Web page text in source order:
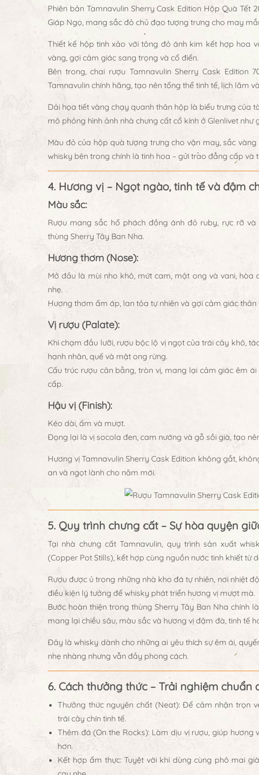
Phiên bản Tamnavulin Sherry Cask Edition Hộp Quà Tết
Giáp Ngọ, mang sắc đỏ chủ đạo tượng trưng cho may
Thiết kế hộp tinh xảo vớitông đỏ ánh kim kết hợp hoa
vàng, gợi cảm giác sang trọng và cổ điển.
Bên trong,chai rượu Tamnavulin Sherry Cask Edition
Tamnavulin chính hãng, tạo nên tổng thể tinh tế, lịch lãm
Dải họa tiết vàng chạy quanh thân hộp là biểu trưng của
mô phỏng hình ảnh nhà chưng cất cổ kính ở Glenlivet như
Màu đỏ của hộp quà tượng trưng chovận may, sắc
whisky bên trong chính là tinh hoa – gửi trao đẳng cấp và
4. Hương vị – Ngọt ngào, tinh tế và đậm
Màu sắc:
Rượu mang sắc hổ phách đồng ánh đỏ ruby, rực rỡ và
thùng Sherry Tây Ban Nha.
Hương thơm (Nose):
Mở đầu là mùi nho khô, mứt cam, mật ong và vani, hòa
nhẹ.
Hương thơm ấm áp, lan tỏa tự nhiên và gợi cảm giác
Vị rượu (Palate):
Khi chạm đầu lưỡi, rượu bộc lộ vị ngọt của trái cây khô,
hạnh nhân, quế và mật ong rừng.
Cấu trúc rượu cân bằng, tròn vị, mang lại cảm giác êm
cấp.
Hậu vị (Finish):
Kéo dài, ấm và mượt.
Đọng lại là vị socola đen, cam nướng và gỗ sồi già, tạo
Hương vị Tamnavulin Sherry Cask Edition không gắt,
an và ngọt lành cho năm mới.
5. Quy trình chưng cất – Sự hòa quyện
Tại nhà chưng cất Tamnavulin, quy trình sản xuất
(Copper Pot Stills), kết hợp cùng nguồn nước tinh khiết từ
Rượu được ủ trong những nhà kho đá tự nhiên, nơi nhiệt
điều kiện lý tưởng để whisky phát triển hương vị mượt mà.
Bước hoàn thiện trong thùng Sherry Tây Ban Nha chính
mang lại chiều sâu, màu sắc và hương vị đậm đà, tinh tế
Đây là whisky dành cho những ai yêu thích sự êm ái,
nhẹ nhàng nhưng vẫn đầy phong cách.
6. Cách thưởng thức – Trải nghiệm chuẩn
Thưởng thức nguyên chất (Neat): Để cảm nhận trọn
trái cây chín tinh tế.
Thêm đá (On the Rocks): Làm dịu vị rượu, giúp hương
hơn.
Kết hợp ẩm thực: Tuyệt vời khi dùng cùng phô mai